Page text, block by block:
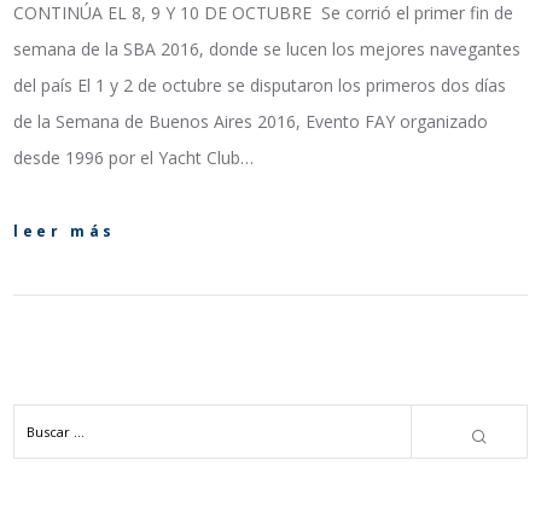
CONTINÚA EL 8, 9 Y 10 DE OCTUBRE Se corrió el primer fin de
semana de la SBA 2016, donde se lucen los mejores navegantes
del país El 1 y 2 de octubre se disputaron los primeros dos días
de la Semana de Buenos Aires 2016, Evento FAY organizado
desde 1996 por el Yacht Club…
leer más